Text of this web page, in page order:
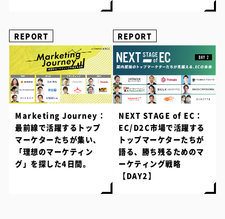
REPORT
Marketing Journey：
最前線で活躍するトップ
マーケターたちが集い、
「理想のマーケティン
グ」を探した4日間。
REPORT
NEXT STAGE of EC：
EC/D2C市場で活躍する
トップマーケターたちが
語る、勝ち残るためのマ
ーケティング戦略
【DAY2】